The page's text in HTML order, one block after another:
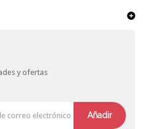
y ofertas
Añadir